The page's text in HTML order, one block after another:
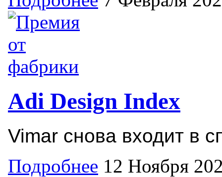
Adi Design Index
Vimar снова входит в
Подробнее 12 Ноября